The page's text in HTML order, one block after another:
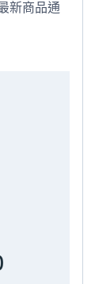
新商品通